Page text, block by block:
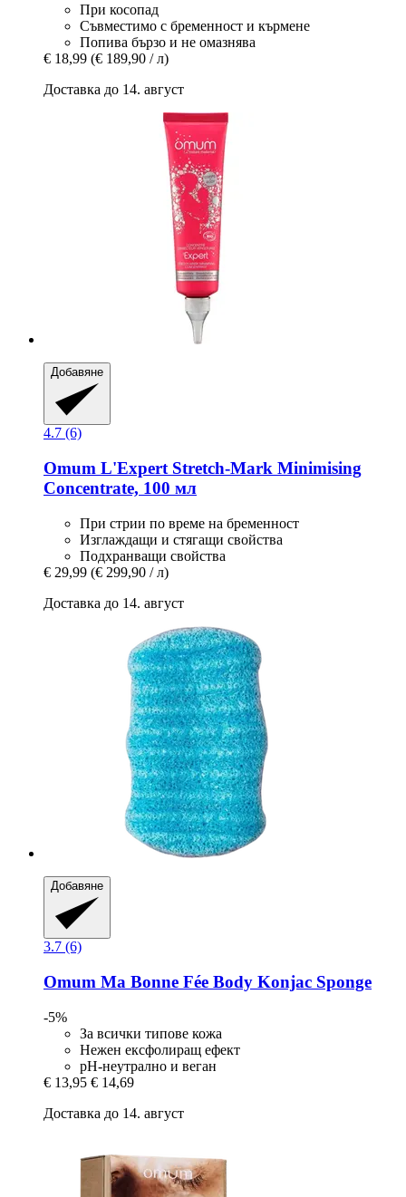
При косопад
Съвместимо с бременност и кърмене
Попива бързо и не омазнява
€ 18,99 (€ 189,90 / л)
Доставка до 14. август
Добавяне
4.7 (6)
Omum L'Expert Stretch-​Mark Minimising
Concentrate, 100 мл
При стрии по време на бременност
Изглаждащи и стягащи свойства
Подхранващи свойства
€ 29,99 (€ 299,90 / л)
Доставка до 14. август
Добавяне
3.7 (6)
Omum Ma Bonne Fée Body Konjac Sponge
-5%
За всички типове кожа
Нежен ексфолиращ ефект
pH-неутрално и веган
€ 13,95 € 14,69
Доставка до 14. август